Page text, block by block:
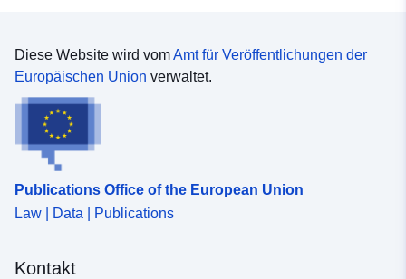
Diese Website wird vomAmt für Veröffentlichungen der
Europäischen Union verwaltet.
Publications Office of the European Union
Law | Data | Publications
Kontakt